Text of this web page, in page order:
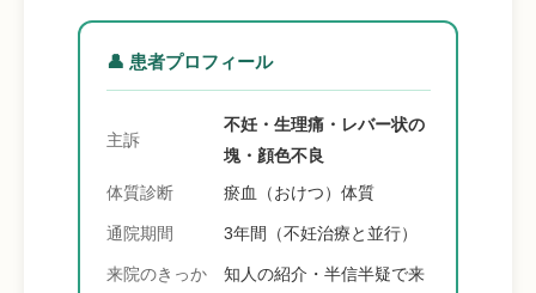
👤 患者プロフィール
主訴
不妊・生理痛・レバー状の
塊・顔色不良
体質診断
瘀血（おけつ）体質
通院期間 3年間（不妊治療と並行）
来院のきっか
知人の紹介・半信半疑で来